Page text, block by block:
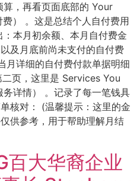
，再看页面底部的 Your
） 。这是总结个人自付费用
本月初余额、本月自付费金
及月底前尚未支付的自付费
月详细的自付费付款单据明细
页，这里是 Services You
详情） 。记录了每一笔钱具
核对： (温馨提示：这里的金
供参考，用于帮助理解月结
百大华裔企业